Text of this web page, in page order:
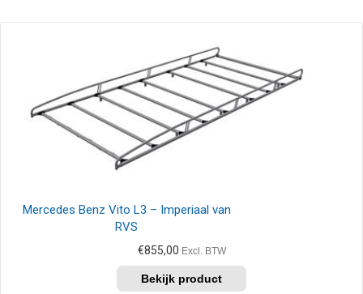
Mercedes Benz Vito L3 – Imperiaal van
RVS
€855,00 Excl. BTW
product